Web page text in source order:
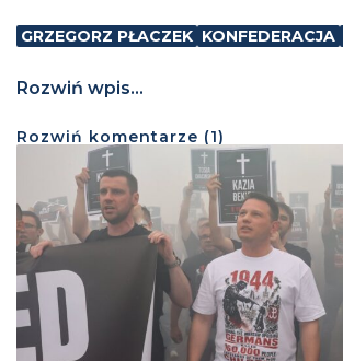
GRZEGORZ PŁACZEK KONFEDERACJA
Rozwiń wpis...
Rozwiń komentarze (1)